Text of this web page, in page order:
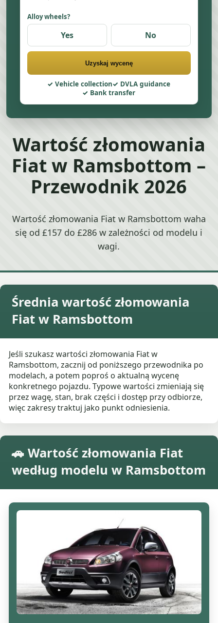
Alloy wheels?
Yes No
Uzyskaj wycenę
Vehicle collection
DVLA guidance
Bank transfer
Wartość złomowania
Fiat w Ramsbottom –
Przewodnik 2026
Wartość złomowania Fiat w Ramsbottom waha
się od £157 do £286 w zależności od modelu i
wagi.
Średnia wartość złomowania
Fiat w Ramsbottom
Jeśli szukasz wartości złomowania Fiat w
Ramsbottom, zacznij od poniższego przewodnika po
modelach, a potem poproś o aktualną wycenę
konkretnego pojazdu. Typowe wartości zmieniają się
przez wagę, stan, brak części i dostęp przy odbiorze,
więc zakresy traktuj jako punkt odniesienia.
🚗 Wartość złomowania Fiat
według modelu w Ramsbottom